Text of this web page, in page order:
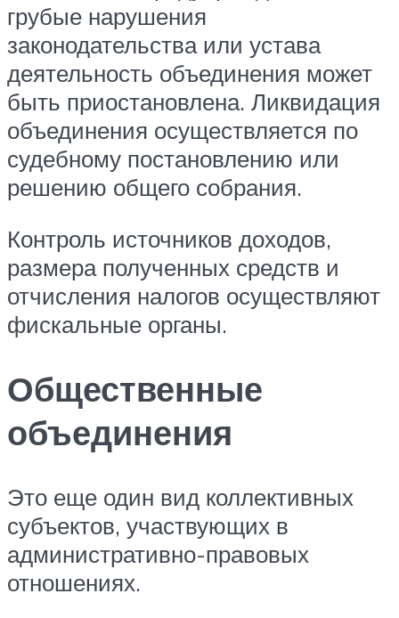
грубые нарушения
законодательства или устава
деятельность объединения может
быть приостановлена. Ликвидация
объединения осуществляется по
судебному постановлению или
решению общего собрания.
Контроль источников доходов,
размера полученных средств и
отчисления налогов осуществляют
фискальные органы.
Общественные
объединения
Это еще один вид коллективных
субъектов, участвующих в
административно-правовых
отношениях.